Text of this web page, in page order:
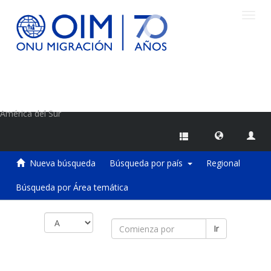
América del Sur
Nueva búsqueda Búsqueda por país Regional
Búsqueda por Área temática
Ir